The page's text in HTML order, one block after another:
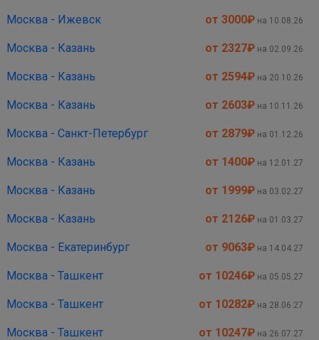
Москва - Ижевск от 3000₽ на 10.08.26
Москва - Казань от 2327₽ на 02.09.26
Москва - Казань от 2594₽ на 20.10.26
Москва - Казань от 2603₽ на 10.11.26
Москва - Санкт-Петербург от 2879₽ на 01.12.26
Москва - Казань от 1400₽ на 12.01.27
Москва - Казань от 1999₽ на 03.02.27
Москва - Казань от 2126₽ на 01.03.27
Москва - Екатеринбург от 9063₽ на 14.04.27
Москва - Ташкент от 10246₽ на 05.05.27
Москва - Ташкент от 10282₽ на 28.06.27
Москва - Ташкент от 10247₽ на 26.07.27